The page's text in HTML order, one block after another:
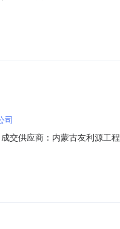
电话：010-58684581,010-
司
交供应商：内蒙古友利源工
邮箱：